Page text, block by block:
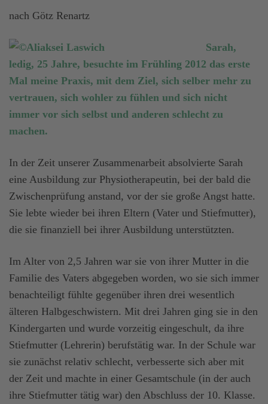
nach Götz Renartz
Sarah,
ledig, 25 Jahre, besuchte im Frühling 2012 das erste
Mal meine Praxis, mit dem Ziel, sich selber mehr zu
vertrauen, sich wohler zu fühlen und sich nicht
immer vor sich selbst und anderen schlecht zu
machen.
In der Zeit unserer Zusammenarbeit absolvierte Sarah
eine Ausbildung zur Physiotherapeutin, bei der bald die
Zwischenprüfung anstand, vor der sie große Angst hatte.
Sie lebte wieder bei ihren Eltern (Vater und Stiefmutter),
die sie finanziell bei ihrer Ausbildung unterstützten.
Im Alter von 2,5 Jahren war sie von ihrer Mutter in die
Familie des Vaters abgegeben worden, wo sie sich immer
benachteiligt fühlte gegenüber ihren drei wesentlich
älteren Halbgeschwistern. Mit drei Jahren ging sie in den
Kindergarten und wurde vorzeitig eingeschult, da ihre
Stiefmutter (Lehrerin) berufstätig war. In der Schule war
sie zunächst relativ schlecht, verbesserte sich aber mit
der Zeit und machte in einer Gesamtschule (in der auch
ihre Stiefmutter tätig war) den Abschluss der 10. Klasse.